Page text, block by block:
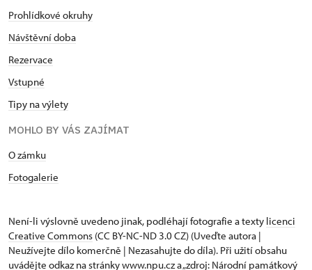
Prohlídkové okruhy
Návštěvní doba
Rezervace
Vstupné
Tipy na výlety
MOHLO BY VÁS ZAJÍMAT
O zámku
Fotogalerie
Není-li výslovně uvedeno jinak, podléhají fotografie a texty licenci
Creative Commons (CC BY-NC-ND 3.0 CZ) (Uveďte autora |
Neužívejte dílo komerčně | Nezasahujte do díla). Při užití obsahu
uvádějte odkaz na stránky www.npu.cz a „zdroj: Národní památkový